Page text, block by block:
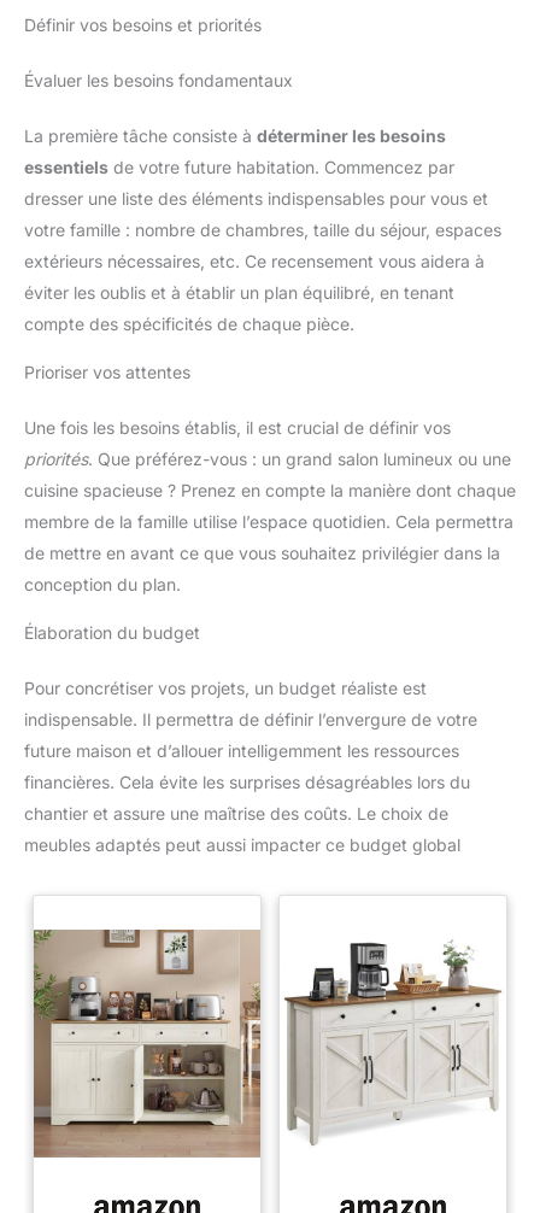
Définir vos besoins et priorités
Évaluer les besoins fondamentaux
La première tâche consiste à déterminer les besoins
essentiels de votre future habitation. Commencez par
dresser une liste des éléments indispensables pour vous et
votre famille : nombre de chambres, taille du séjour, espaces
extérieurs nécessaires, etc. Ce recensement vous aidera à
éviter les oublis et à établir un plan équilibré, en tenant
compte des spécificités de chaque pièce.
Prioriser vos attentes
Une fois les besoins établis, il est crucial de définir vos
priorités. Que préférez-vous : un grand salon lumineux ou une
cuisine spacieuse ? Prenez en compte la manière dont chaque
membre de la famille utilise l’espace quotidien. Cela permettra
de mettre en avant ce que vous souhaitez privilégier dans la
conception du plan.
Élaboration du budget
Pour concrétiser vos projets, un budget réaliste est
indispensable. Il permettra de définir l’envergure de votre
future maison et d’allouer intelligemment les ressources
financières. Cela évite les surprises désagréables lors du
chantier et assure une maîtrise des coûts. Le choix de
meubles adaptés peut aussi impacter ce budget global